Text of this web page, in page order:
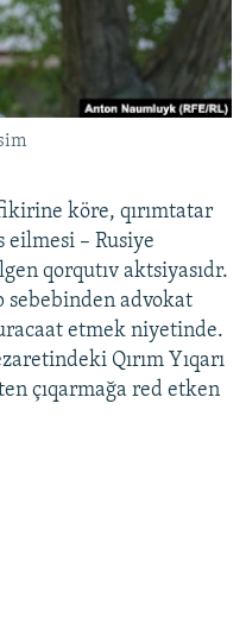
köre, qırımtatar
eilmesi – Rusiye
qorqutıv aktsiyasıdr.
sebebinden advokat
etmek niyetinde.
Qırım Yıqarı
çıqarmağa red etken